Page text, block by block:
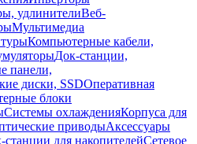
удлинителиВеб-
Мультимедиа
Компьютерные кабели,
Док-станции,
панели,
диски, SSDОперативная
блоки
Системы охлажденияКорпуса для
приводыАксессуары
для накопителейСетевое